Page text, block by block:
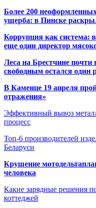
Более 200
ущерба: в Пинске
Коррупция как система:
еще один директор
Леса на Брестчине
свободным остался один
В Каменце 19 апреля
отражения»
Эффективный вывоз
процесс
Топ-6 производителей
Беларуси
Крушение
человека
Какие зарядные решения
коттеджей